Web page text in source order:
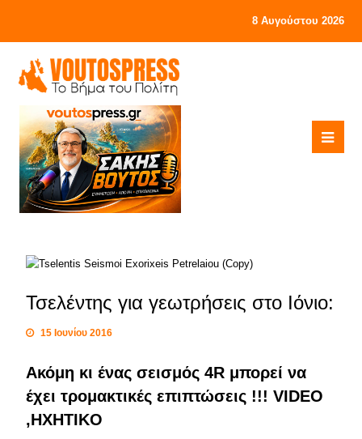
8 Αυγούστου 2026
Τσελέντης για γεωτρήσεις στο Ιόνιο:
15 Ιουνίου 2016
Ακόμη κι ένας σεισμός 4R μπορεί να
έχει τρομακτικές επιπτώσεις !!! VIDEO
,HXHTIKO